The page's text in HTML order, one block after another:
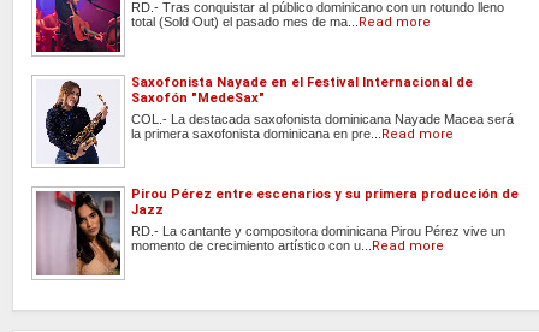
RD.- Tras conquistar al público dominicano con un rotundo lleno
total (Sold Out) el pasado mes de ma...
Read more
Saxofonista Nayade en el Festival Internacional de
Saxofón "MedeSax"
COL.- La destacada saxofonista dominicana Nayade Macea será
la primera saxofonista dominicana en pre...
Read more
Pirou Pérez entre escenarios y su primera producción de
Jazz
RD.- La cantante y compositora dominicana Pirou Pérez vive un
momento de crecimiento artístico con u...
Read more